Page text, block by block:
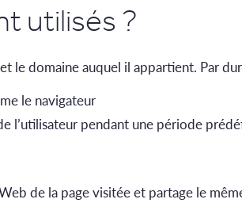
utilisés ?
le domaine auquel il appartient. Par
le navigateur
l’utilisateur pendant une période
de la page visitée et partage le